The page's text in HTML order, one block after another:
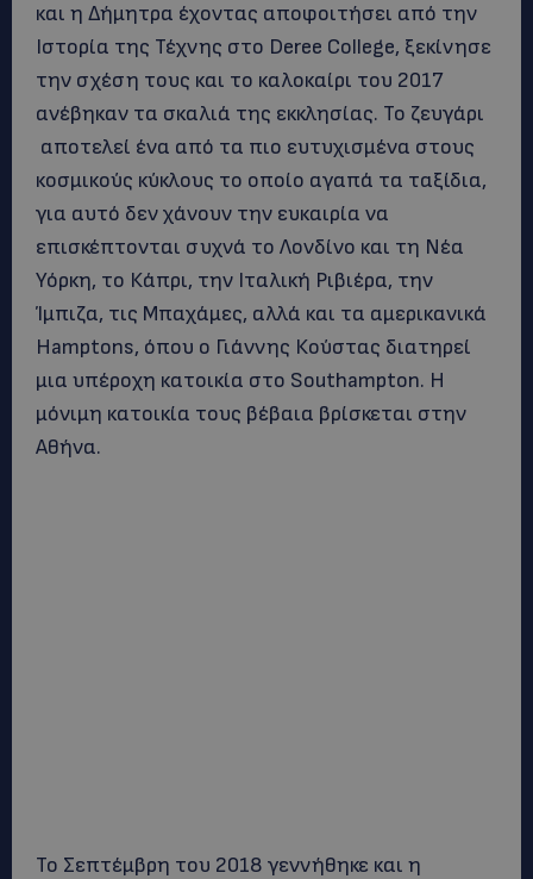
και η Δήμητρα έχοντας αποφοιτήσει από την
Ιστορία της Τέχνης στο Deree College, ξεκίνησε
την σχέση τους και το καλοκαίρι του 2017
ανέβηκαν τα σκαλιά της εκκλησίας. Το ζευγάρι
αποτελεί ένα από τα πιο ευτυχισμένα στους
κοσμικούς κύκλους το οποίο αγαπά τα ταξίδια,
για αυτό δεν χάνουν την ευκαιρία να
επισκέπτονται συχνά το Λονδίνο και τη Νέα
Υόρκη, το Κάπρι, την Ιταλική Ριβιέρα, την
Ίμπιζα, τις Μπαχάμες, αλλά και τα αμερικανικά
Hamptons, όπου ο Γιάννης Κούστας διατηρεί
μια υπέροχη κατοικία στο Southampton. Η
μόνιμη κατοικία τους βέβαια βρίσκεται στην
Αθήνα.
Το Σεπτέμβρη του 2018 γεννήθηκε και η